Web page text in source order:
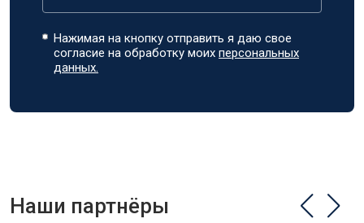
Нажимая на кнопку отправить я даю свое
согласие на обработку моихперсональных
данных.
Наши партнёры